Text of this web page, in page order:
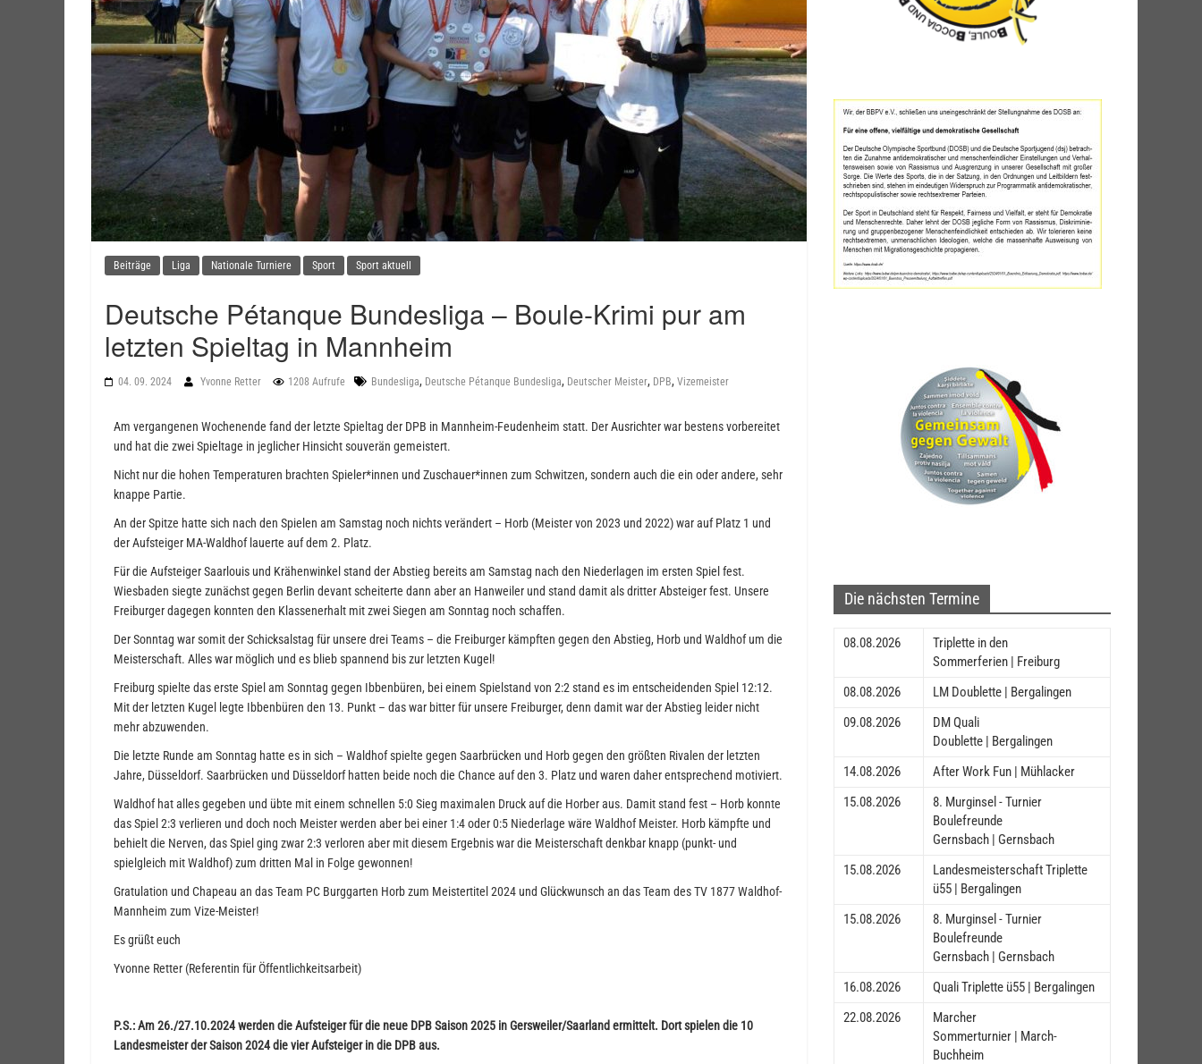
Beiträge Liga Nationale Turniere Sport Sport aktuell
Deutsche Pétanque Bundesliga – Boule-Krimi pur am
letzten Spieltag in Mannheim
04. 09. 2024 Yvonne Retter 1208 Aufrufe Bundesliga, Deutsche Pétanque Bundesliga, Deutscher Meister, DPB, Vizemeister
Am vergangenen Wochenende fand der letzte Spieltag der DPB in Mannheim-Feudenheim statt. Der Ausrichter war bestens vorbereitet
und hat die zwei Spieltage in jeglicher Hinsicht souverän gemeistert.
Nicht nur die hohen Temperaturen brachten Spieler*innen und Zuschauer*innen zum Schwitzen, sondern auch die ein oder andere, sehr
knappe Partie.
An der Spitze hatte sich nach den Spielen am Samstag noch nichts verändert – Horb (Meister von 2023 und 2022) war auf Platz 1 und
der Aufsteiger MA-Waldhof lauerte auf dem 2. Platz.
Für die Aufsteiger Saarlouis und Krähenwinkel stand der Abstieg bereits am Samstag nach den Niederlagen im ersten Spiel fest.
Wiesbaden siegte zunächst gegen Berlin devant scheiterte dann aber an Hanweiler und stand damit als dritter Absteiger fest. Unsere
Freiburger dagegen konnten den Klassenerhalt mit zwei Siegen am Sonntag noch schaffen.
Der Sonntag war somit der Schicksalstag für unsere drei Teams – die Freiburger kämpften gegen den Abstieg, Horb und Waldhof um die
Meisterschaft. Alles war möglich und es blieb spannend bis zur letzten Kugel!
Freiburg spielte das erste Spiel am Sonntag gegen Ibbenbüren, bei einem Spielstand von 2:2 stand es im entscheidenden Spiel 12:12.
Mit der letzten Kugel legte Ibbenbüren den 13. Punkt – das war bitter für unsere Freiburger, denn damit war der Abstieg leider nicht
mehr abzuwenden.
Die letzte Runde am Sonntag hatte es in sich – Waldhof spielte gegen Saarbrücken und Horb gegen den größten Rivalen der letzten
Jahre, Düsseldorf. Saarbrücken und Düsseldorf hatten beide noch die Chance auf den 3. Platz und waren daher entsprechend motiviert.
Waldhof hat alles gegeben und übte mit einem schnellen 5:0 Sieg maximalen Druck auf die Horber aus. Damit stand fest – Horb konnte
das Spiel 2:3 verlieren und doch noch Meister werden aber bei einer 1:4 oder 0:5 Niederlage wäre Waldhof Meister. Horb kämpfte und
behielt die Nerven, das Spiel ging zwar 2:3 verloren aber mit diesem Ergebnis war die Meisterschaft denkbar knapp (punkt- und
spielgleich mit Waldhof) zum dritten Mal in Folge gewonnen!
Gratulation und Chapeau an das Team PC Burggarten Horb zum Meistertitel 2024 und Glückwunsch an das Team des TV 1877 Waldhof-
Mannheim zum Vize-Meister!
Es grüßt euch
Yvonne Retter (Referentin für Öffentlichkeitsarbeit)
P.S.: Am 26./27.10.2024 werden die Aufsteiger für die neue DPB Saison 2025 in Gersweiler/Saarland ermittelt. Dort spielen die 10
Landesmeister der Saison 2024 die vier Aufsteiger in die DPB aus.
Die nächsten Termine
08.08.2026
Triplette in den
Sommerferien | Freiburg
08.08.2026
LM Doublette | Bergalingen
09.08.2026
DM Quali
Doublette | Bergalingen
14.08.2026
After Work Fun | Mühlacker
15.08.2026
8. Murginsel - Turnier
Boulefreunde
Gernsbach | Gernsbach
15.08.2026
Landesmeisterschaft Triplette
ü55 | Bergalingen
15.08.2026
8. Murginsel - Turnier
Boulefreunde
Gernsbach | Gernsbach
16.08.2026
Quali Triplette ü55 | Bergalingen
22.08.2026
Marcher
Sommerturnier | March-
Buchheim